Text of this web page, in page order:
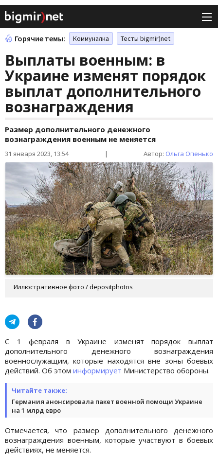
Горячие темы: Коммуналка Тесты bigmir)net
Выплаты военным: в
Украине изменят порядок
выплат дополнительного
вознаграждения
Размер дополнительного денежного
вознаграждения военным не меняется
31 января 2023, 13:54 | Автор: Ольга Опенько
Иллюстративное фото / depositphotos
С 1 февраля в Украине изменят порядок выплат
дополнительного денежного вознаграждения
военнослужащим, которые находятся вне зоны боевых
действий. Об этом информирует Министерство обороны.
Читайте также:
Германия анонсировала пакет военной помощи Украине
на 1 млрд евро
Отмечается, что размер дополнительного денежного
вознаграждения военным, которые участвуют в боевых
действиях, не меняется.